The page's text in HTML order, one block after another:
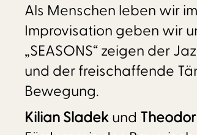
Als Menschen leben wir
Improvisation geben wir
„SEASONS“ zeigen der
und der freischaffende
Bewegung.
Kilian Sladekund